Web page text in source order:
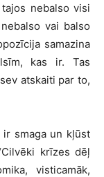
nebalso visi
vai balso
samazina
kas ir. Tas
atskaiti par to,
ir smaga un kļūst
krīzes dēļ
visticamāk,